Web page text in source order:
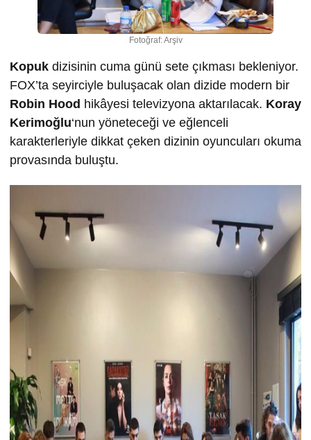
Fotoğraf: Arşiv
Kopuk dizisinin cuma günü sete çıkması bekleniyor.
FOX’ta seyirciyle buluşacak olan dizide modern bir
Robin Hood hikâyesi televizyona aktarılacak. Koray
Kerimoğlu‘nun yöneteceği ve eğlenceli
karakterleriyle dikkat çeken dizinin oyuncuları okuma
provasında buluştu.